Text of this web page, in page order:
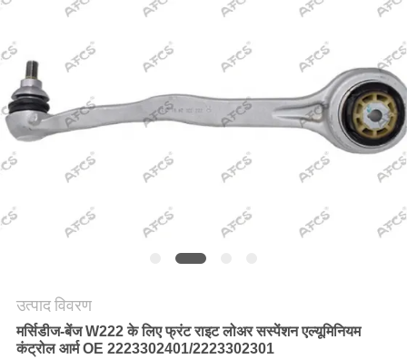
उद्धरण
मांगें
साइटमैप
गोपनीयता
नीति
उत्पाद विवरण
मर्सिडीज-बेंज W222 के लिए फ्रंट राइट लोअर सस्पेंशन एल्यूमिनियम
कंट्रोल आर्म OE 2223302401/2223302301